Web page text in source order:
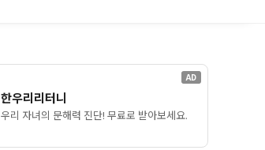
AD
한우리리터니
우리 자녀의 문해력 진단! 무료로 받아보세요.